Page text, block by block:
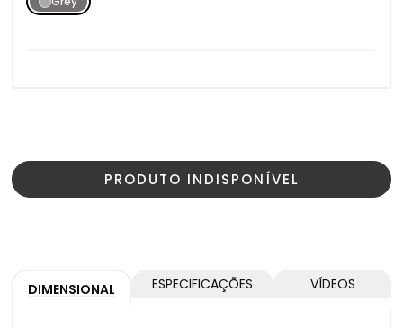
PRODUTO INDISPONÍVEL
DIMENSIONAL ESPECIFICAÇÕES VÍDEOS